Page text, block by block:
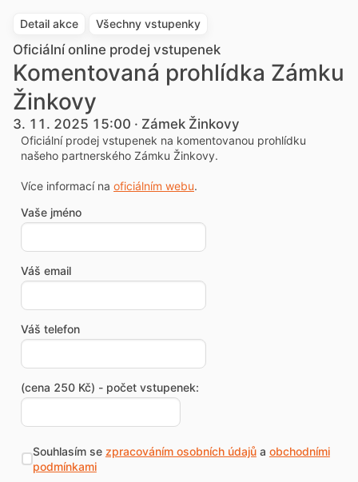
Detail akce Všechny vstupenky
Oficiální online prodej vstupenek
Komentovaná prohlídka Zámku
Žinkovy
3. 11. 2025 15:00 · Zámek Žinkovy
Oficiální prodej vstupenek na komentovanou prohlídku
našeho partnerského Zámku Žinkovy.
Více informací na oficiálním webu.
Vaše jméno
Váš email
Váš telefon
(cena 250 Kč) - počet vstupenek:
Souhlasím se zpracováním osobních údajůa obchodními
podmínkami